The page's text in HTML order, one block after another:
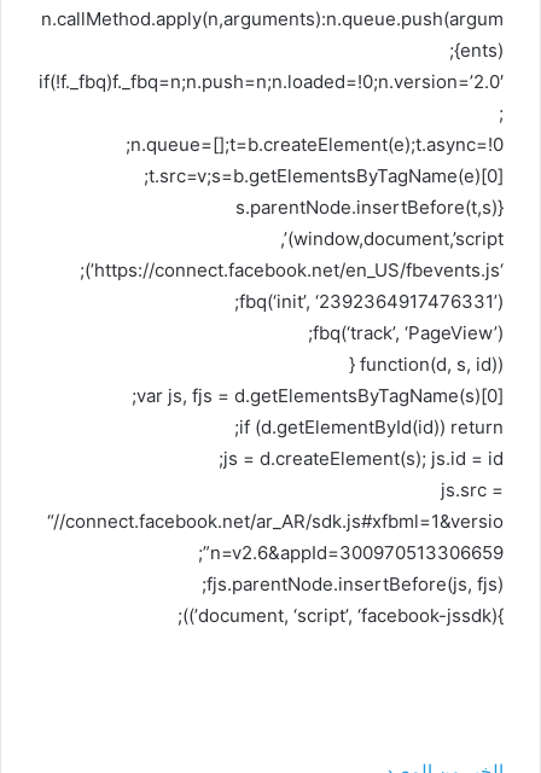
n.callMethod.apply(n,arguments):n.queue.push(argum
ents)};
if(!f._fbq)f._fbq=n;n.push=n;n.loaded=!0;n.version=’2.0′
;
n.queue=[];t=b.createElement(e);t.async=!0;
t.src=v;s=b.getElementsByTagName(e)[0];
s.parentNode.insertBefore(t,s)}
(window,document,’script’,
‘https://connect.facebook.net/en_US/fbevents.js’);
fbq(‘init’, ‘2392364917476331’);
fbq(‘track’, ‘PageView’);
(function(d, s, id) {
var js, fjs = d.getElementsByTagName(s)[0];
if (d.getElementById(id)) return;
js = d.createElement(s); js.id = id;
js.src =
“//connect.facebook.net/ar_AR/sdk.js#xfbml=1&versio
n=v2.6&appId=300970513306659”;
fjs.parentNode.insertBefore(js, fjs);
}(document, ‘script’, ‘facebook-jssdk’));